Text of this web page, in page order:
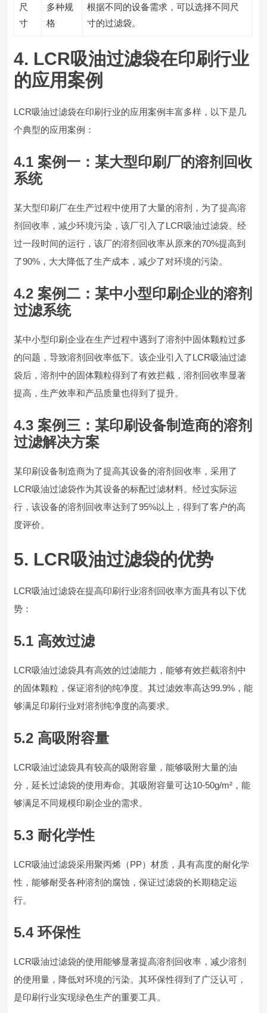
尺
寸
多种规
格
根据不同的设备需求，可以选择不同尺
寸的过滤袋。
4. LCR吸油过滤袋在印刷行业
的应用案例
LCR吸油过滤袋在印刷行业的应用案例丰富多样，以下是几
个典型的应用案例：
4.1 案例一：某大型印刷厂的溶剂回收
系统
某大型印刷厂在生产过程中使用了大量的溶剂，为了提高溶
剂回收率，减少环境污染，该厂引入了LCR吸油过滤袋。经
过一段时间的运行，该厂的溶剂回收率从原来的70%提高到
了90%，大大降低了生产成本，减少了对环境的污染。
4.2 案例二：某中小型印刷企业的溶剂
过滤系统
某中小型印刷企业在生产过程中遇到了溶剂中固体颗粒过多
的问题，导致溶剂回收率低下。该企业引入了LCR吸油过滤
袋后，溶剂中的固体颗粒得到了有效拦截，溶剂回收率显著
提高，生产效率和产品质量也得到了提升。
4.3 案例三：某印刷设备制造商的溶剂
过滤解决方案
某印刷设备制造商为了提高其设备的溶剂回收率，采用了
LCR吸油过滤袋作为其设备的标配过滤材料。经过实际运
行，该设备的溶剂回收率达到了95%以上，得到了客户的高
度评价。
5. LCR吸油过滤袋的优势
LCR吸油过滤袋在提高印刷行业溶剂回收率方面具有以下优
势：
5.1 高效过滤
LCR吸油过滤袋具有高效的过滤能力，能够有效拦截溶剂中
的固体颗粒，保证溶剂的纯净度。其过滤效率高达99.9%，能
够满足印刷行业对溶剂纯净度的高要求。
5.2 高吸附容量
LCR吸油过滤袋具有较高的吸附容量，能够吸附大量的油
分，延长过滤袋的使用寿命。其吸附容量可达10-50g/m²，能
够满足不同规模印刷企业的需求。
5.3 耐化学性
LCR吸油过滤袋采用聚丙烯（PP）材质，具有高度的耐化学
性，能够耐受各种溶剂的腐蚀，保证过滤袋的长期稳定运
行。
5.4 环保性
LCR吸油过滤袋的使用能够显著提高溶剂回收率，减少溶剂
的使用量，降低对环境的污染。其环保性得到了广泛认可，
是印刷行业实现绿色生产的重要工具。